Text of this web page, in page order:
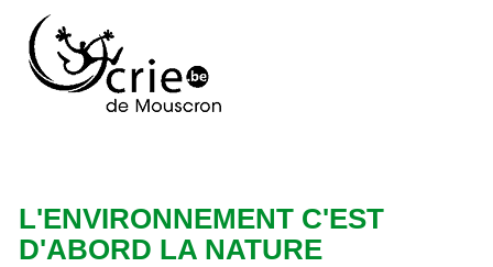
L'ENVIRONNEMENT C'EST
D'ABORD LA NATURE